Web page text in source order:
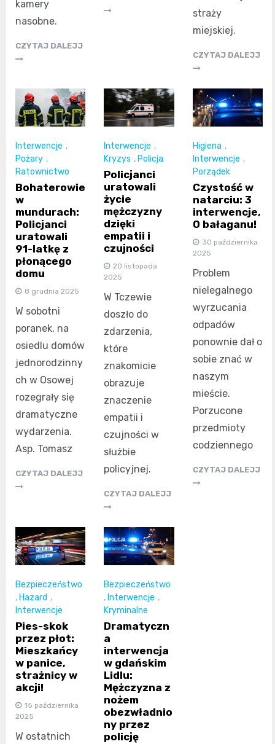
kamery
nasobne.
CZYTAJ DALEJJ
straży
miejskiej.
CZYTAJ DALEJJ
Interwencje ,
Pożary ,
Ratownictwo
Bohaterowie
w
mundurach:
Policjanci
uratowali
91-latkę z
płonącego
domu
8 grudnia 2025
W sobotni
poranek, na
osiedlu domów
jednorodzinny
ch w Osowej
rozegrały się
dramatyczne
wydarzenia.
Asp. Tomasz
CZYTAJ DALEJJ
Interwencje ,
Kryzys , Policja
Policjanci
uratowali
życie
mężczyzny
dzięki
empatii i
czujności
20 listopada
2025
W Tczewie
doszło do
zdarzenia,
które
znakomicie
obrazuje
znaczenie
empatii i
czujności w
służbie
policyjnej.
CZYTAJ DALEJJ
Higiena ,
Interwencje ,
Porządek
Czystość w
natarciu: 3
interwencje,
0 bałaganu!
30 października
2025
Problem
nielegalnego
wyrzucania
odpadów
ponownie dał o
sobie znać w
naszym
mieście.
Porzucone
przedmioty
codziennego
CZYTAJ DALEJJ
Bezpieczeństwo
, Hazard ,
Interwencje
Pies-skok
przez płot:
Mieszkańcy
w panice,
strażnicy w
akcji!
15 października
2025
W ostatnich
Bezpieczeństwo
, Interwencje ,
Kryminalne
Dramatyczn
a
interwencja
w gdańskim
Lidlu:
Mężczyzna z
nożem
obezwładnio
ny przez
policję